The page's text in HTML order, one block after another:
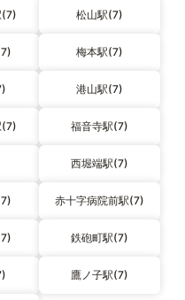
(7) 松山駅(7)
梅本駅(7)
港山駅(7)
(7) 福音寺駅(7)
西堀端駅(7)
赤十字病院前駅(7)
鉄砲町駅(7)
鷹ノ子駅(7)